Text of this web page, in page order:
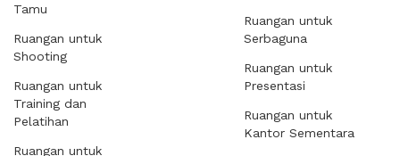
Tamu
Ruangan untuk
Shooting
Ruangan untuk
Training dan
Pelatihan
Ruangan untuk
Ruangan untuk
Serbaguna
Ruangan untuk
Presentasi
Ruangan untuk
Kantor Sementara